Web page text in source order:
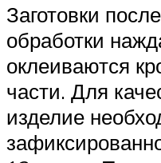
Заготовки
обработки
оклеиваются
части. Для
изделие